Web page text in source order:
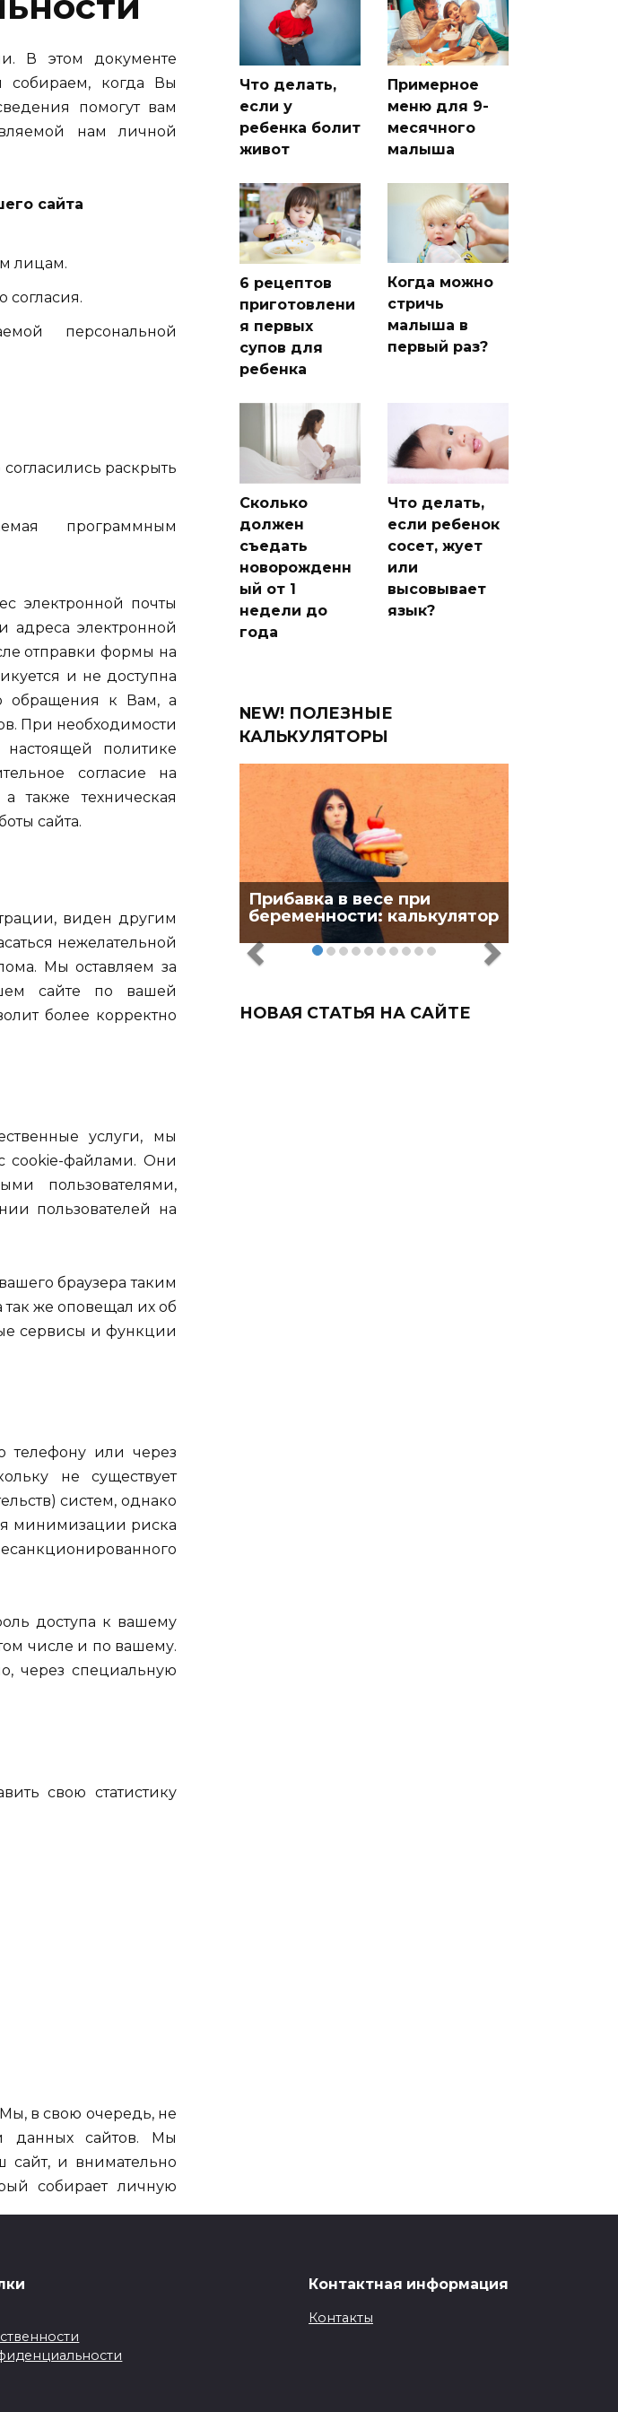
В этом документе
когда Вы
помогут вам
нам личной
сайта
лицам.
персональной
раскрыть
программным
электронной почты
адреса электронной
отправки формы на
и не доступна
обращения к Вам, а
При необходимости
политике
согласие на
также техническая
сайта.
виден другим
нежелательной
Мы оставляем за
сайте по вашей
более корректно
услуги, мы
сookie-файлами. Они
пользователями,
пользователей на
браузера таким
так же оповещал их об
сервисы и функции
телефону или через
не существует
систем, однако
минимизации риска
доступа к вашему
числе и по вашему.
через специальную
свою статистику
в свою очередь, не
данных сайтов. Мы
сайт, и внимательно
собирает личную
к сайту, а также
уведомления
Что делать,
если у
ребенка болит
живот
Примерное
меню для 9-
месячного
малыша
6 рецептов
приготовлени
я первых
супов для
ребенка
Когда можно
стричь
малыша в
первый раз?
Сколько
должен
съедать
новорожденн
ый от 1
недели до
года
Что делать,
если ребенок
сосет, жует
или
высовывает
язык?
NEW! ПОЛЕЗНЫЕ
КАЛЬКУЛЯТОРЫ
Прибавка в весе при
беременности: калькулятор
НОВАЯ СТАТЬЯ НА САЙТЕ
Контактная информация
Контакты